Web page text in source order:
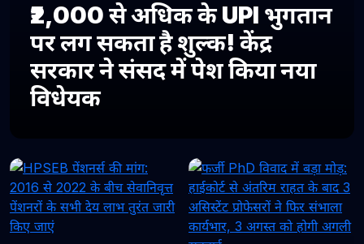
₹2,000 से अधिक के UPI भुगतान
पर लग सकता है शुल्क! केंद्र
सरकार ने संसद में पेश किया नया
विधेयक